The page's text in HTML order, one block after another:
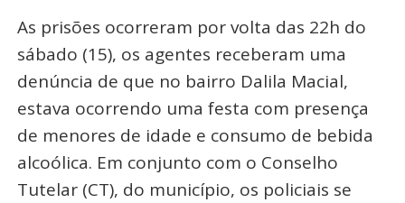
As prisões ocorreram por volta das 22h do
sábado (15), os agentes receberam uma
denúncia de que no bairro Dalila Macial,
estava ocorrendo uma festa com presença
de menores de idade e consumo de bebida
alcoólica. Em conjunto com o Conselho
Tutelar (CT), do município, os policiais se